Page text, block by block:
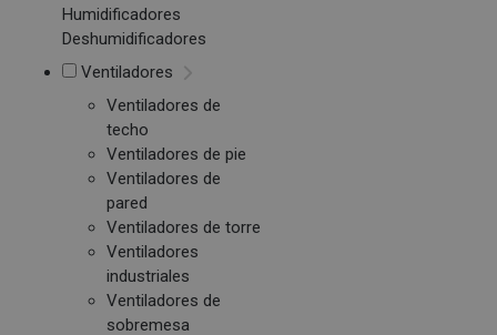
Humidificadores
Deshumidificadores
Ventiladores
Ventiladores de
techo
Ventiladores de pie
Ventiladores de
pared
Ventiladores de torre
Ventiladores
industriales
Ventiladores de
sobremesa